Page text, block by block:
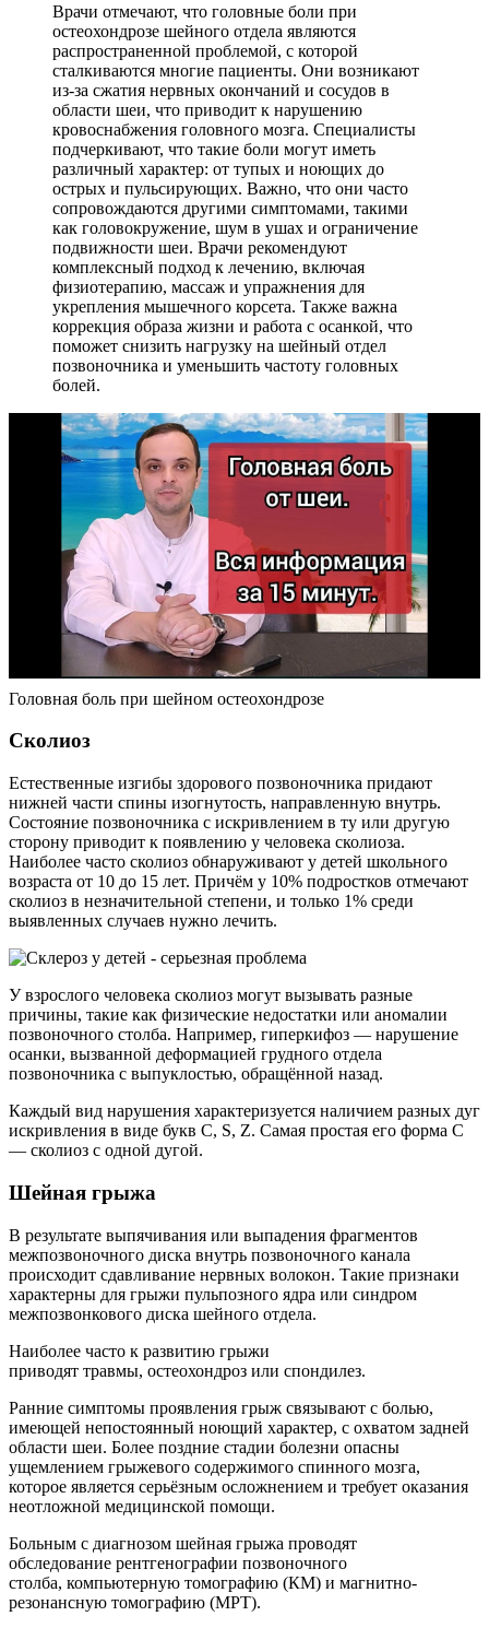
Врачи отмечают, что головные боли при
остеохондрозе шейного отдела являются
распространенной проблемой, с которой
сталкиваются многие пациенты. Они возникают
из-за сжатия нервных окончаний и сосудов в
области шеи, что приводит к нарушению
кровоснабжения головного мозга. Специалисты
подчеркивают, что такие боли могут иметь
различный характер: от тупых и ноющих до
острых и пульсирующих. Важно, что они часто
сопровождаются другими симптомами, такими
как головокружение, шум в ушах и ограничение
подвижности шеи. Врачи рекомендуют
комплексный подход к лечению, включая
физиотерапию, массаж и упражнения для
укрепления мышечного корсета. Также важна
коррекция образа жизни и работа с осанкой, что
поможет снизить нагрузку на шейный отдел
позвоночника и уменьшить частоту головных
болей.
Головная боль при шейном остеохондрозе
Сколиоз
Естественные изгибы здорового позвоночника придают
нижней части спины изогнутость, направленную внутрь.
Состояние позвоночника с искривлением в ту или другую
сторону приводит к появлению у человека сколиоза.
Наиболее часто сколиоз обнаруживают у детей школьного
возраста от 10 до 15 лет. Причём у 10% подростков отмечают
сколиоз в незначительной степени, и только 1% среди
выявленных случаев нужно лечить.
У взрослого человека сколиоз могут вызывать разные
причины, такие как физические недостатки или аномалии
позвоночного столба. Например, гиперкифоз — нарушение
осанки, вызванной деформацией грудного отдела
позвоночника с выпуклостью, обращённой назад.
Каждый вид нарушения характеризуется наличием разных дуг
искривления в виде букв C, S, Z. Самая простая его форма С
— сколиоз с одной дугой.
Шейная грыжа
В результате выпячивания или выпадения фрагментов
межпозвоночного диска внутрь позвоночного канала
происходит сдавливание нервных волокон. Такие признаки
характерны для грыжи пульпозного ядра или синдром
межпозвонкового диска шейного отдела.
Наиболее часто к развитию грыжи
приводят травмы, остеохондроз или спондилез.
Ранние симптомы проявления грыж связывают с болью,
имеющей непостоянный ноющий характер, с охватом задней
области шеи. Более поздние стадии болезни опасны
ущемлением грыжевого содержимого спинного мозга,
которое является серьёзным осложнением и требует оказания
неотложной медицинской помощи.
Больным с диагнозом шейная грыжа проводят
обследование рентгенографии позвоночного
столба, компьютерную томографию (КМ) и магнитно-
резонансную томографию (МРТ).